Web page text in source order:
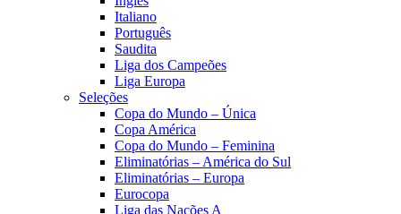
Italiano
Português
Saudita
Liga dos Campeões
Liga Europa
Seleções
Copa do Mundo – Única
Copa América
Copa do Mundo – Feminina
Eliminatórias – América do Sul
Eliminatórias – Europa
Eurocopa
Liga das Nações A